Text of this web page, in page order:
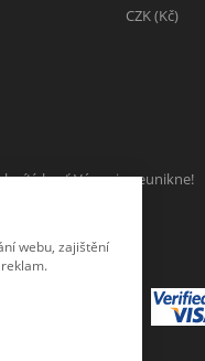
CZK (Kč)
sítích, ať Vám nic neunikne!
webu, zajištění